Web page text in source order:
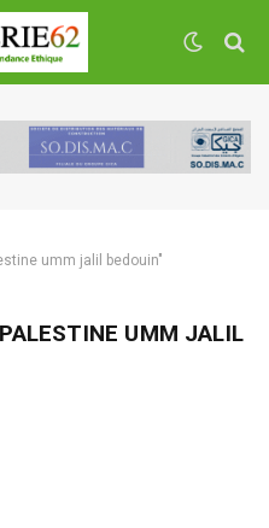
umm jalil bedouin"
UMM JALIL